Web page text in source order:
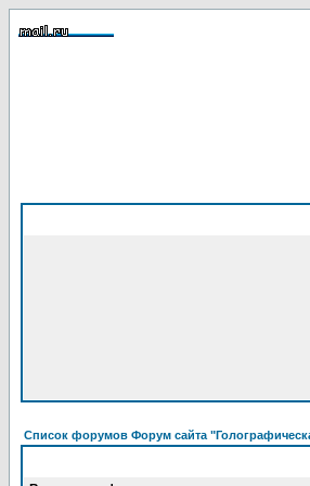
Список форумов Форум сайта